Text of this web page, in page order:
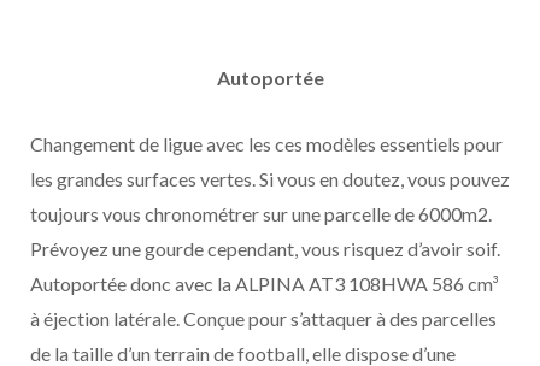
Autoportée
Changement de ligue avec les ces modèles essentiels pour
les grandes surfaces vertes. Si vous en doutez, vous pouvez
toujours vous chronométrer sur une parcelle de 6000m2.
Prévoyez une gourde cependant, vous risquez d’avoir soif.
Autoportée donc avec la ALPINA AT3 108HWA 586 cm³
à éjection latérale. Conçue pour s’attaquer à des parcelles
de la taille d’un terrain de football, elle dispose d’une